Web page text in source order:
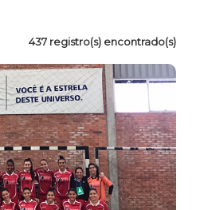
437 registro(s) encontrado(s)